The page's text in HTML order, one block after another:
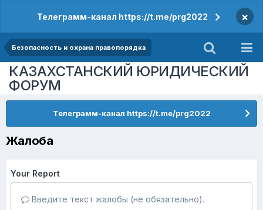
Телеграмм-канал https://t.me/prg2022 ×
Безопасность и охрана правопорядка
КАЗАХСТАНСКИЙ ЮРИДИЧЕСКИЙ
ФОРУМ
Телеграмм-канал https://t.me/prg2022
Жалоба
Your Report
Введите текст жалобы (не обязательно).